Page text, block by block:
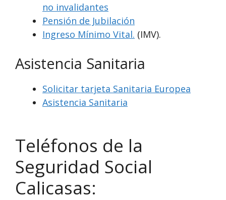
no invalidantes
Pensión de Jubilación
Ingreso Mínimo Vital. (IMV).
Asistencia Sanitaria
Solicitar tarjeta Sanitaria Europea
Asistencia Sanitaria
Teléfonos de la
Seguridad Social
Calicasas: